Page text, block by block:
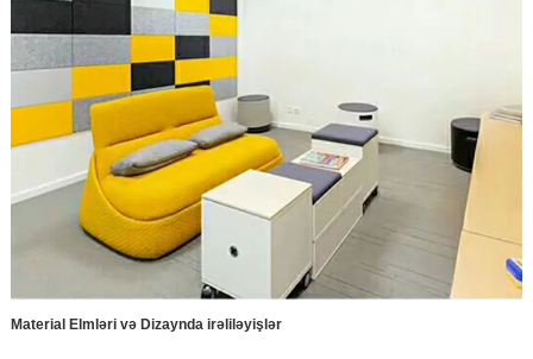
Material Elmləri və Dizaynda irəliləyişlər